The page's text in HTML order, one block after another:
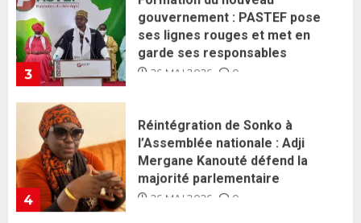
3 26 MAI 2026 0
Réintégration de Sonko à
majorité parlementaire
26 MAI 2026 0
Guy Marius Sagna inquiet après la